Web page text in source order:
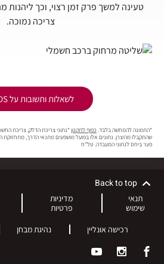
טעינה למשך פרק זמן רצוי, וכך ליהנות
צריכה נמוכה.
לשאלות ותשובות על MYDS
*התמונה להמחשה בלבד.כפוף לתקנון *נתוני צריכת הדלק, צריכת
שהתקבלו מהיצרן. נתונים אלו בפועל מושפעים מתנאי הדרך, מתחזוקת
פער ביחס לנתוני המעבדה. טל"ח
Back to top
תנאי
שימוש
מדיניות
פרטיות
רכישה אונליין נהיגת מבחן